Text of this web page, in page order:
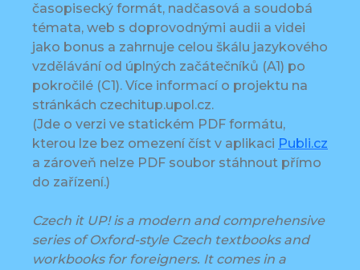
časopisecký formát, nadčasová a soudobá
témata, web s doprovodnými audii a videi
jako bonus a zahrnuje celou škálu jazykového
vzdělávání od úplných začátečníků (A1) po
pokročilé (C1). Více informací o projektu na
stránkách czechitup.upol.cz.
(Jde o verzi ve statickém PDF formátu,
kterou lze bez omezení číst v aplikaci Publi.cz
a zároveň nelze PDF soubor stáhnout přímo
do zařízení.)
Czech it UP! is a modern and comprehensive
series of Oxford-style Czech textbooks and
workbooks for foreigners. It comes in a